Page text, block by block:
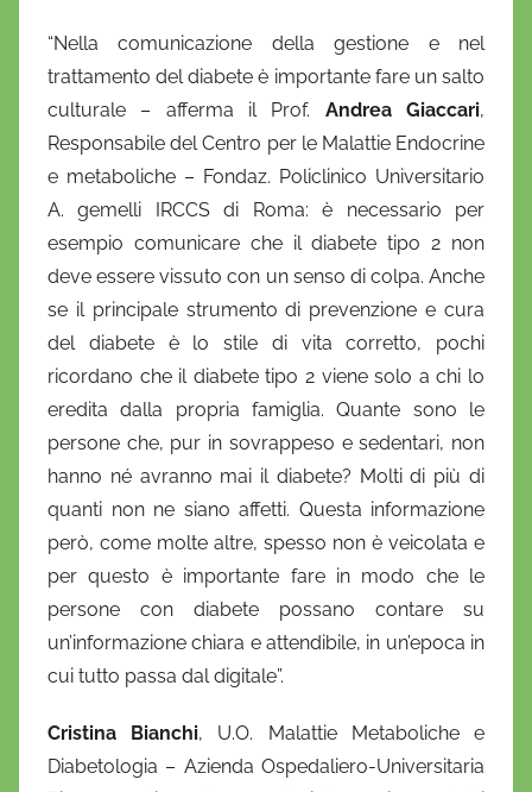
“Nella comunicazione della gestione e nel
trattamento del diabete è importante fare un salto
culturale – afferma il Prof. Andrea Giaccari,
Responsabile del Centro per le Malattie Endocrine
e metaboliche – Fondaz. Policlinico Universitario
A. gemelli IRCCS di Roma: è necessario per
esempio comunicare che il diabete tipo 2 non
deve essere vissuto con un senso di colpa. Anche
se il principale strumento di prevenzione e cura
del diabete è lo stile di vita corretto, pochi
ricordano che il diabete tipo 2 viene solo a chi lo
eredita dalla propria famiglia. Quante sono le
persone che, pur in sovrappeso e sedentari, non
hanno né avranno mai il diabete? Molti di più di
quanti non ne siano affetti. Questa informazione
però, come molte altre, spesso non è veicolata e
per questo è importante fare in modo che le
persone con diabete possano contare su
un’informazione chiara e attendibile, in un’epoca in
cui tutto passa dal digitale”.
Cristina Bianchi, U.O. Malattie Metaboliche e
Diabetologia – Azienda Ospedaliero-Universitaria